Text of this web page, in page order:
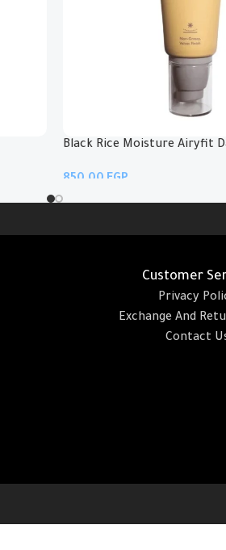
Black Rice Moisture Airyfit
EGP
Add To Cart
Customer
Privacy
Exchange And
Contact